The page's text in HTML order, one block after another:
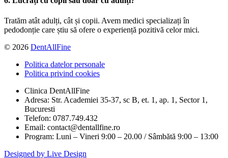
Tratăm atât adulți, cât și copii. Avem medici specializați în
pedodonție care știu să ofere o experiență pozitivă celor mici.
© 2026 DentAllFine
Politica datelor personale
Politica privind cookies
Clinica DentAllFine
Adresa: Str. Academiei 35-37, sc B, et. 1, ap. 1, Sector 1,
Bucuresti
Telefon: 0787.749.432
Email: contact@dentallfine.ro
Program: Luni – Vineri 9:00 – 20.00 / Sâmbătă 9:00 – 13:00
Designed by Live Design